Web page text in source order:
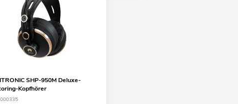
SHP-950M Deluxe-
Kopfhörer